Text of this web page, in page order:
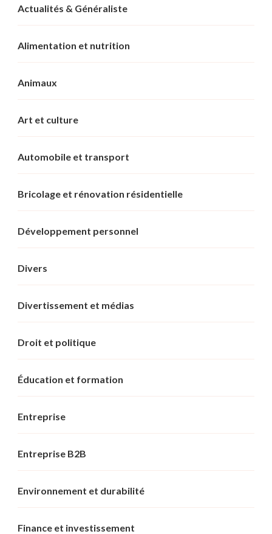
Actualités & Généraliste
Alimentation et nutrition
Animaux
Art et culture
Automobile et transport
Bricolage et rénovation résidentielle
Développement personnel
Divers
Divertissement et médias
Droit et politique
Éducation et formation
Entreprise
Entreprise B2B
Environnement et durabilité
Finance et investissement